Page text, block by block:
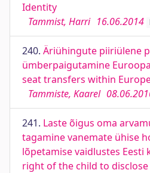
Identity
Tammist, Harri 16.06.2014
240. Äriühingute piiriülene
ümberpaigutamine
seat transfers within
Tammiste, Kaarel
241. Laste õigus oma
tagamine vanemate ühise
lõpetamise vaidlustes Eesti
right of the child to